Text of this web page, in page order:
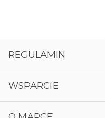
REGULAMIN
WSPARCIE